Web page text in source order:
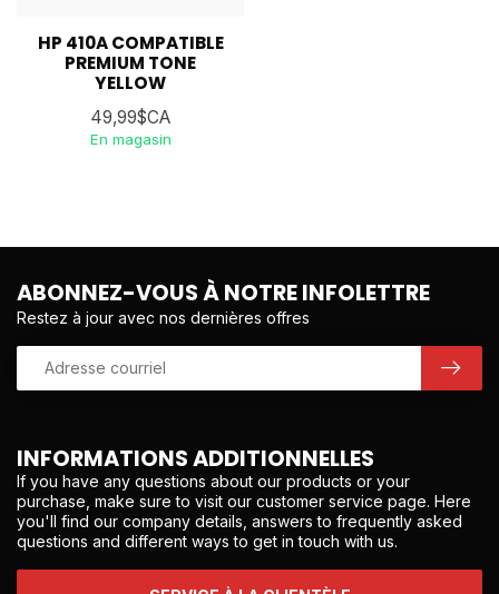
HP 410A COMPATIBLE
PREMIUM TONE
YELLOW
49,99$CA
En magasin
INFORMATIONS ADDITIONNELLES
If you have any questions about our products or your
purchase, make sure to visit our customer service page. Here
you'll find our company details, answers to frequently asked
questions and different ways to get in touch with us.
ABONNEZ-VOUS À NOTRE INFOLETTRE
Restez à jour avec nos dernières offres